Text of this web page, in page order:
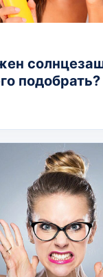
подобрать?